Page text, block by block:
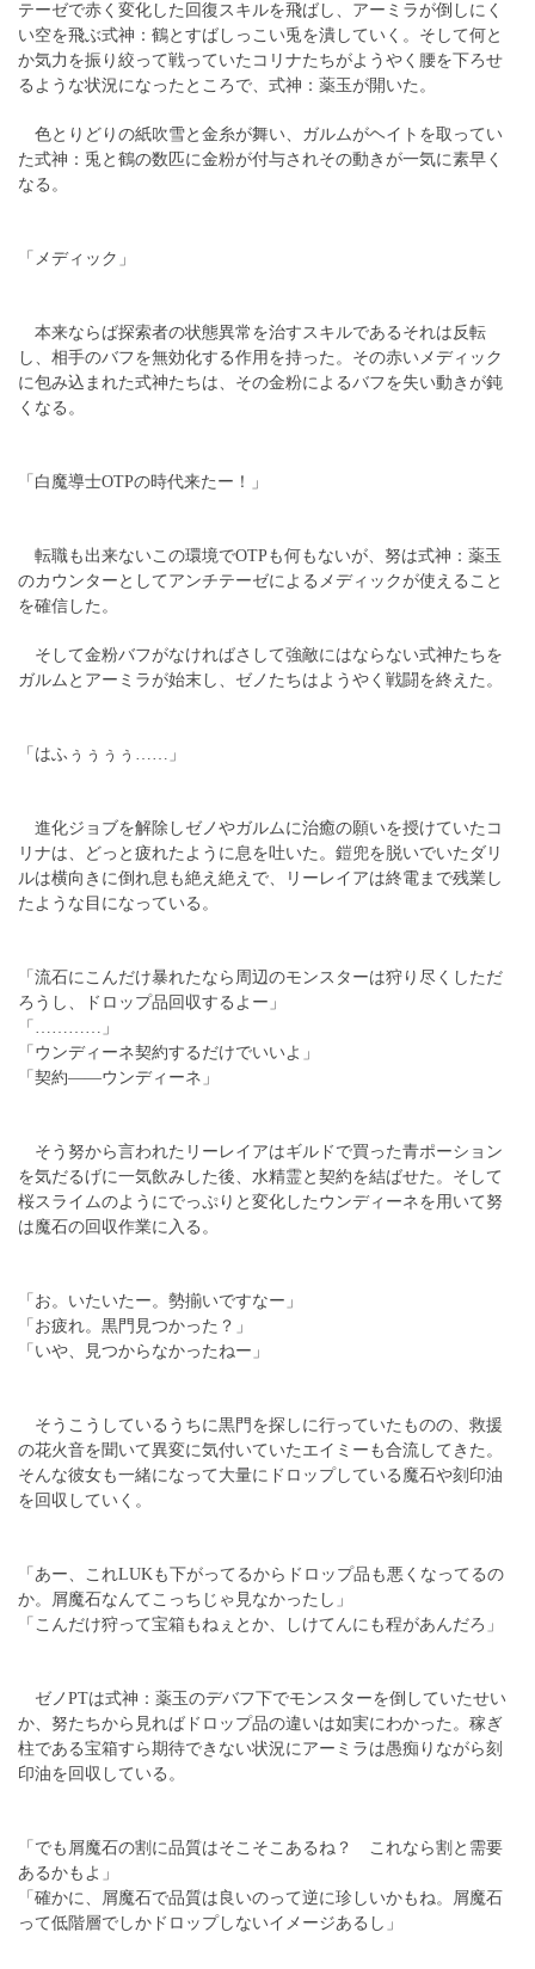
テーゼで赤く変化した回復スキルを飛ばし、アーミラが倒しにく
い空を飛ぶ式神：鶴とすばしっこい兎を潰していく。そして何と
か気力を振り絞って戦っていたコリナたちがようやく腰を下ろせ
るような状況になったところで、式神：薬玉が開いた。
色とりどりの紙吹雪と金糸が舞い、ガルムがヘイトを取ってい
た式神：兎と鶴の数匹に金粉が付与されその動きが一気に素早く
なる。
「メディック」
本来ならば探索者の状態異常を治すスキルであるそれは反転
し、相手のバフを無効化する作用を持った。その赤いメディック
に包み込まれた式神たちは、その金粉によるバフを失い動きが鈍
くなる。
「白魔導士OTPの時代来たー！」
転職も出来ないこの環境でOTPも何もないが、努は式神：薬玉
のカウンターとしてアンチテーゼによるメディックが使えること
を確信した。
そして金粉バフがなければさして強敵にはならない式神たちを
ガルムとアーミラが始末し、ゼノたちはようやく戦闘を終えた。
「はふぅぅぅぅ……」
進化ジョブを解除しゼノやガルムに治癒の願いを授けていたコ
リナは、どっと疲れたように息を吐いた。鎧兜を脱いでいたダリ
ルは横向きに倒れ息も絶え絶えで、リーレイアは終電まで残業し
たような目になっている。
「流石にこんだけ暴れたなら周辺のモンスターは狩り尽くしただ
ろうし、ドロップ品回収するよー」
「…………」
「ウンディーネ契約するだけでいいよ」
「契約――ウンディーネ」
そう努から言われたリーレイアはギルドで買った青ポーション
を気だるげに一気飲みした後、水精霊と契約を結ばせた。そして
桜スライムのようにでっぷりと変化したウンディーネを用いて努
は魔石の回収作業に入る。
「お。いたいたー。勢揃いですなー」
「お疲れ。黒門見つかった？」
「いや、見つからなかったねー」
そうこうしているうちに黒門を探しに行っていたものの、救援
の花火音を聞いて異変に気付いていたエイミーも合流してきた。
そんな彼女も一緒になって大量にドロップしている魔石や刻印油
を回収していく。
「あー、これLUKも下がってるからドロップ品も悪くなってるの
か。屑魔石なんてこっちじゃ見なかったし」
「こんだけ狩って宝箱もねぇとか、しけてんにも程があんだろ」
ゼノPTは式神：薬玉のデバフ下でモンスターを倒していたせい
か、努たちから見ればドロップ品の違いは如実にわかった。稼ぎ
柱である宝箱すら期待できない状況にアーミラは愚痴りながら刻
印油を回収している。
「でも屑魔石の割に品質はそこそこあるね？ これなら割と需要
あるかもよ」
「確かに、屑魔石で品質は良いのって逆に珍しいかもね。屑魔石
って低階層でしかドロップしないイメージあるし」